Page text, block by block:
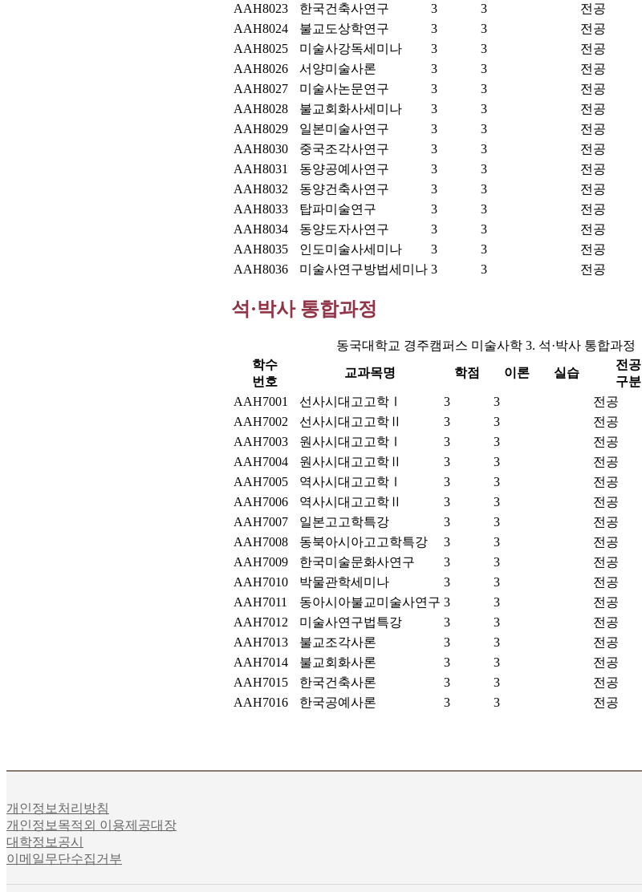
AAH8023
한국건축사연구 3 3 전공
AAH8024
불교도상학연구 3 3 전공
AAH8025
미술사강독세미나 3 3 전공
AAH8026
서양미술사론 3 3 전공
AAH8027
미술사논문연구 3 3 전공
AAH8028
불교회화사세미나 3 3 전공
AAH8029
일본미술사연구 3 3 전공
AAH8030
중국조각사연구 3 3 전공
AAH8031
동양공예사연구 3 3 전공
AAH8032
동양건축사연구 3 3 전공
AAH8033
탑파미술연구 3 3 전공
AAH8034
동양도자사연구 3 3 전공
AAH8035
인도미술사세미나 3 3 전공
AAH8036
미술사연구방법세미나 3 3 전공
석·박사 통합과정
동국대학교 경주캠퍼스 미술사학 3. 석·박사 통합과정
학수
번호
교과목명 학점 이론 실습
전공
구분
AAH7001
선사시대고고학Ⅰ 3 3 전공
AAH7002
선사시대고고학Ⅱ 3 3 전공
AAH7003
원사시대고고학Ⅰ 3 3 전공
AAH7004
원사시대고고학Ⅱ 3 3 전공
AAH7005
역사시대고고학Ⅰ 3 3 전공
AAH7006
역사시대고고학Ⅱ 3 3 전공
AAH7007
일본고고학특강 3 3 전공
AAH7008
동북아시아고고학특강 3 3 전공
AAH7009
한국미술문화사연구 3 3 전공
AAH7010
박물관학세미나 3 3 전공
AAH7011
동아시아불교미술사연구 3 3 전공
AAH7012
미술사연구법특강 3 3 전공
AAH7013
불교조각사론 3 3 전공
AAH7014
불교회화사론 3 3 전공
AAH7015
한국건축사론 3 3 전공
AAH7016
한국공예사론 3 3 전공
개인정보처리방침
개인정보목적외 이용제공대장
대학정보공시
이메일무단수집거부